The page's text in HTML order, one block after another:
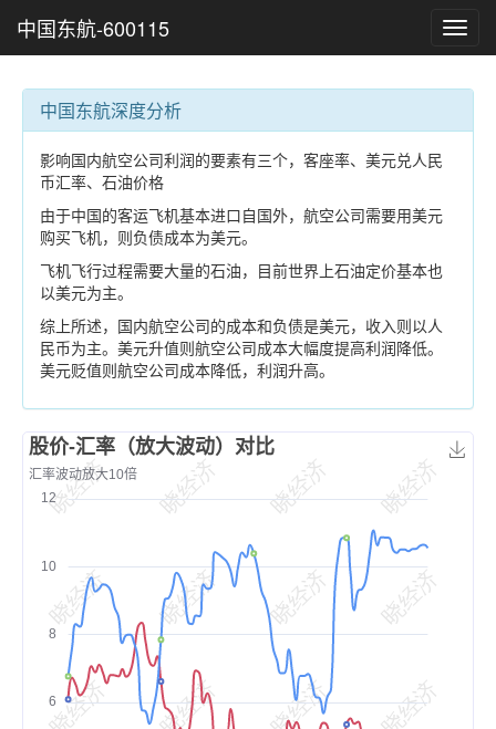
中国东航-600115
中国东航深度分析
影响国内航空公司利润的要素有三个，客座率、美元兑人民
币汇率、石油价格
由于中国的客运飞机基本进口自国外，航空公司需要用美元
购买飞机，则负债成本为美元。
飞机飞行过程需要大量的石油，目前世界上石油定价基本也
以美元为主。
综上所述，国内航空公司的成本和负债是美元，收入则以人
民币为主。美元升值则航空公司成本大幅度提高利润降低。
美元贬值则航空公司成本降低，利润升高。